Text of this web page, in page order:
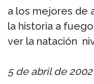
a los mejores de
la historia a
ver la natación
5 de abril de